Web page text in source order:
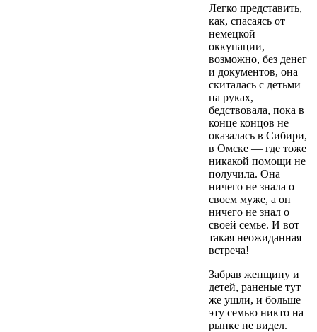
Легко представить,
как, спасаясь от
немецкой
оккупации,
возможно, без денег
и документов, она
скиталась с детьми
на руках,
бедствовала, пока в
конце концов не
оказалась в Сибири,
в Омске — где тоже
никакой помощи не
получила. Она
ничего не знала о
своем муже, а он
ничего не знал о
своей семье. И вот
такая неожиданная
встреча!
Забрав женщину и
детей, раненые тут
же ушли, и больше
эту семью никто на
рынке не видел.